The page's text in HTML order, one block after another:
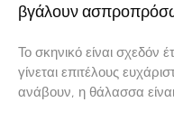
βγάλουν
Το σκηνικό είναι σχεδόν
γίνεται επιτέλους
ανάβουν, η θάλασσα